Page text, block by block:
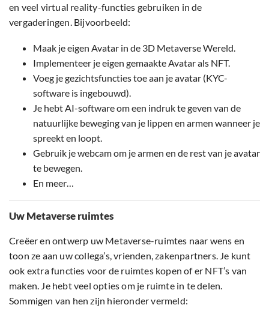
en veel virtual reality-functies gebruiken in de
vergaderingen. Bijvoorbeeld:
Maak je eigen Avatar in de 3D Metaverse Wereld.
Implementeer je eigen gemaakte Avatar als NFT.
Voeg je gezichtsfuncties toe aan je avatar (KYC-
software is ingebouwd).
Je hebt AI-software om een indruk te geven van de
natuurlijke beweging van je lippen en armen wanneer je
spreekt en loopt.
Gebruik je webcam om je armen en de rest van je avatar
te bewegen.
En meer…
Uw Metaverse ruimtes
Creëer en ontwerp uw Metaverse-ruimtes naar wens en
toon ze aan uw collega’s, vrienden, zakenpartners. Je kunt
ook extra functies voor de ruimtes kopen of er NFT’s van
maken. Je hebt veel opties om je ruimte in te delen.
Sommigen van hen zijn hieronder vermeld: